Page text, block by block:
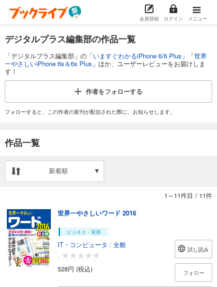
会員登録 ログイン メニュー
デジタルプラス編集部の作品一覧
「デジタルプラス編集部」の「いますぐわかるiPhone 6/6 Plus 」「世界
一やさしいiPhone 6s＆6s Plus 」ほか、ユーザーレビューをお届けしま
す！
作者をフォローする
フォローすると、この作者の新刊が配信された際に、お知らせします。
作品一覧
新着順
1～11件目 / 11件
世界一やさしいワード 2016
ビジネス・実用
IT・コンピュータ / 全般
-
528円 (税込)
試し読み
フォロー